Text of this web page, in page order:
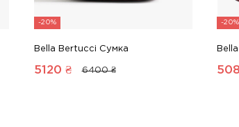
-20%
Bella Bertucci Сумка
5120 ₴ 6400 ₴
-20%